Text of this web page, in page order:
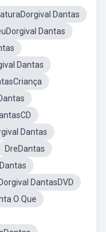
Dantas
Dantas
Dantas
Dantas
DreDantas
Dorgival DantasDVD
O Que